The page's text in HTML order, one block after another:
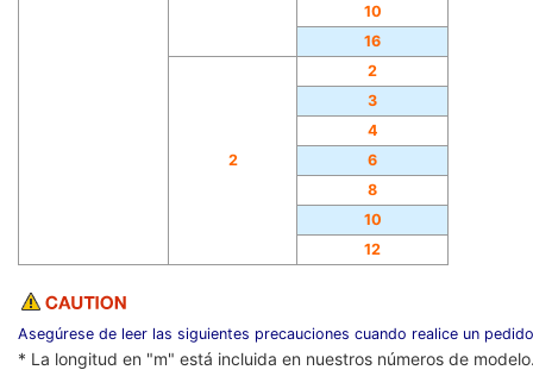
10
16
2
2
3
4
6
8
10
12
Asegúrese de leer las siguientes precauciones cuando realice un
* La longitud en "m" está incluida en nuestros números de